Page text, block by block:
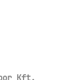
Kft.